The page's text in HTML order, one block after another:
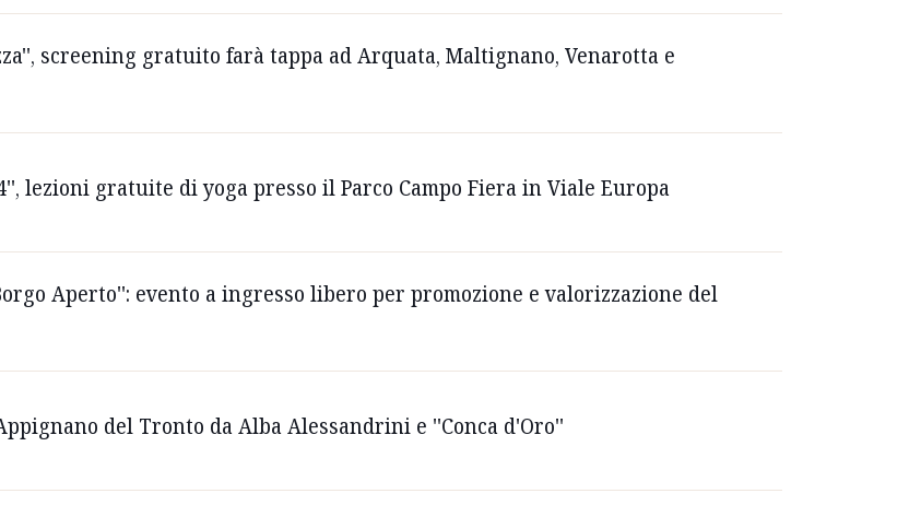
screening gratuito farà tappa ad Arquata, Maltignano, Venarotta e
lezioni gratuite di yoga presso il Parco Campo Fiera in Viale Europa
Aperto'': evento a ingresso libero per promozione e valorizzazione del
del Tronto da Alba Alessandrini e ''Conca d'Oro''